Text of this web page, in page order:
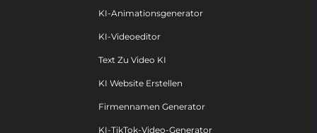
KI-Animationsgenerator
KI-Videoeditor
Text Zu Video KI
KI Website Erstellen
Firmennamen Generator
KI-TikTok-Video-Generator